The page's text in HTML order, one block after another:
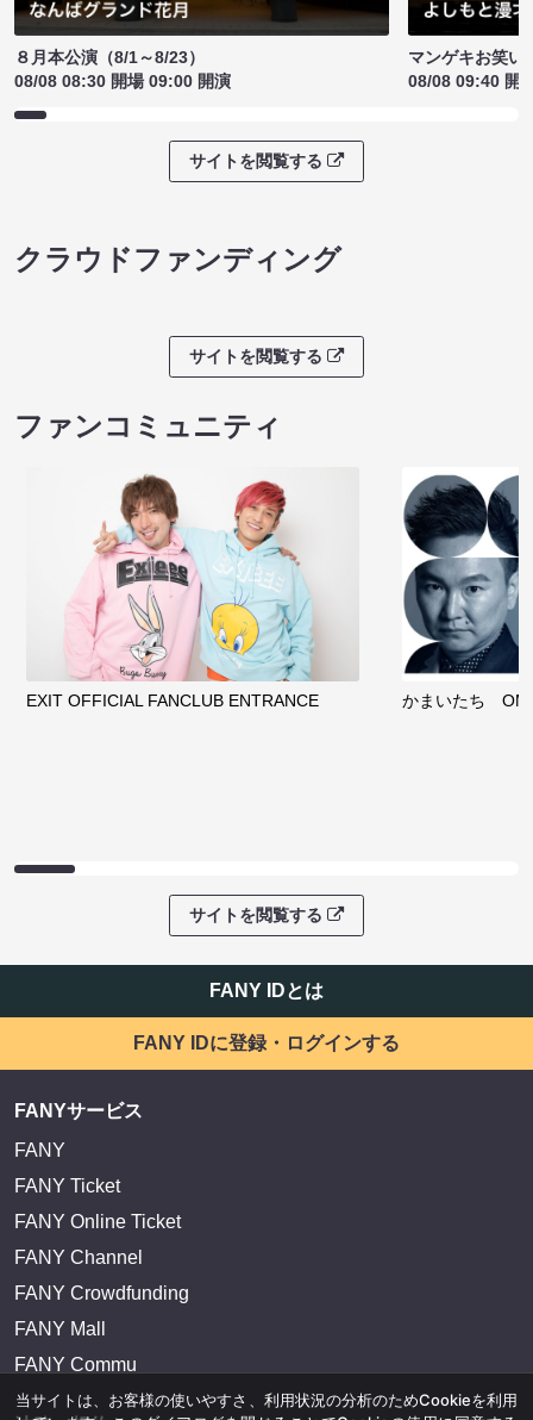
８月本公演（8/1～8/23）
08/08 08:30 開場 09:00 開演
マンゲキお笑い
08/08 09:40 開
サイトを閲覧する
クラウドファンディング
サイトを閲覧する
ファンコミュニティ
EXIT OFFICIAL FANCLUB ENTRANCE かまいたち
サイトを閲覧する
FANY IDとは
FANY IDに登録・ログインする
FANYサービス
FANY
FANY Ticket
FANY Online Ticket
FANY Channel
FANY Crowdfunding
FANY Mall
FANY Commu
当サイトは、お客様の使いやすさ、利用状況の分析のためCookieを利用